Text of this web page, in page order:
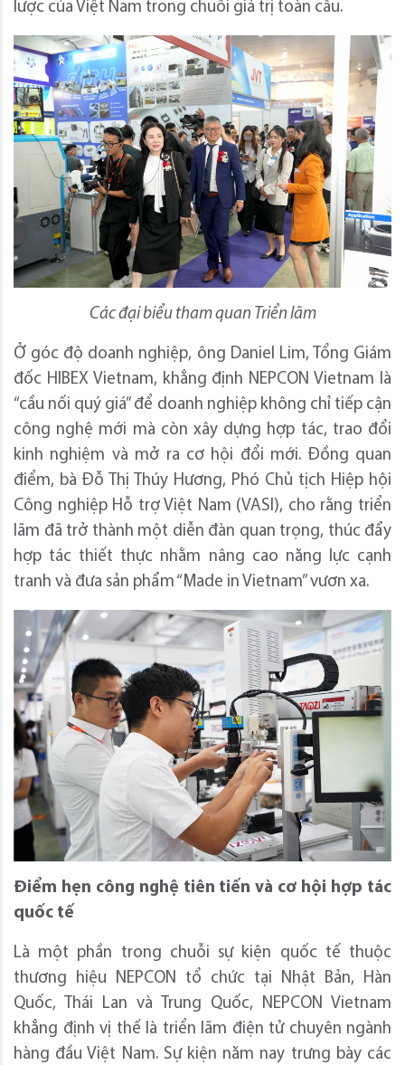
lược của Việt Nam trong chuỗi giá trị toàn cầu.
Các đại biểu tham quan Triển lãm
Ở góc độ doanh nghiệp, ông Daniel Lim, Tổng Giám
đốc HIBEX Vietnam, khẳng định NEPCON Vietnam là
“cầu nối quý giá” để doanh nghiệp không chỉ tiếp cận
công nghệ mới mà còn xây dựng hợp tác, trao đổi
kinh nghiệm và mở ra cơ hội đổi mới. Đồng quan
điểm, bà Đỗ Thị Thúy Hương, Phó Chủ tịch Hiệp hội
Công nghiệp Hỗ trợ Việt Nam (VASI), cho rằng triển
lãm đã trở thành một diễn đàn quan trọng, thúc đẩy
hợp tác thiết thực nhằm nâng cao năng lực cạnh
tranh và đưa sản phẩm “Made in Vietnam” vươn xa.
Điểm hẹn công nghệ tiên tiến và cơ hội hợp tác
quốc tế
Là một phần trong chuỗi sự kiện quốc tế thuộc
thương hiệu NEPCON tổ chức tại Nhật Bản, Hàn
Quốc, Thái Lan và Trung Quốc, NEPCON Vietnam
khẳng định vị thế là triển lãm điện tử chuyên ngành
hàng đầu Việt Nam. Sự kiện năm nay trưng bày các